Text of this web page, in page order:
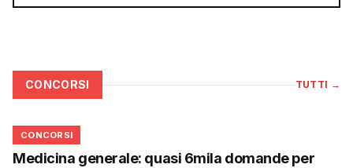
CONCORSI TUTTI →
📋
CONCORSI
Medicina generale: quasi 6mila domande per